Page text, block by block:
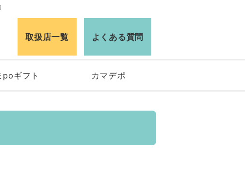
取扱店一覧 よくある質問
poギフト カマデポ